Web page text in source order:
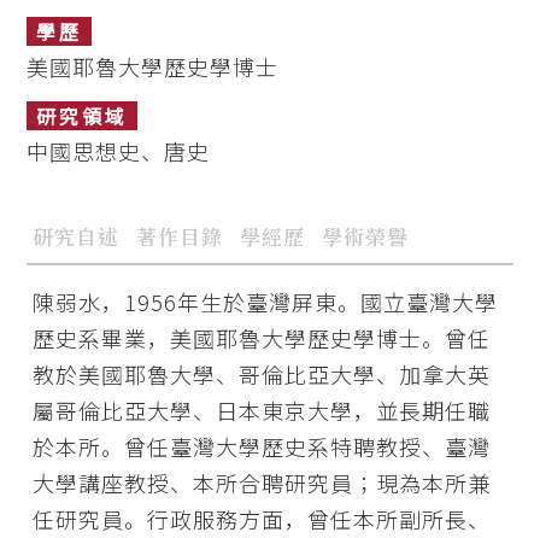
學歷
美國耶魯大學歷史學博士
研究領域
中國思想史、唐史
研究自述 著作目錄 學經歷 學術榮譽
陳弱水，1956年生於臺灣屏東。國立臺灣大學
歷史系畢業，美國耶魯大學歷史學博士。曾任
教於美國耶魯大學、哥倫比亞大學、加拿大英
屬哥倫比亞大學、日本東京大學，並長期任職
於本所。曾任臺灣大學歷史系特聘教授、臺灣
大學講座教授、本所合聘研究員；現為本所兼
任研究員。行政服務方面，曾任本所副所長、